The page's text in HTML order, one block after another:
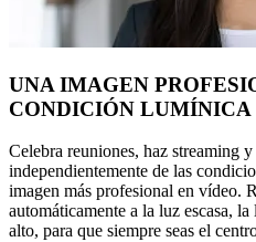
UNA IMAGEN
CONDICIÓN LUMÍNICA
Celebra reuniones, haz streaming
independientemente de las
imagen más profesional en vídeo.
automáticamente a la luz escasa,
alto, para que siempre seas el